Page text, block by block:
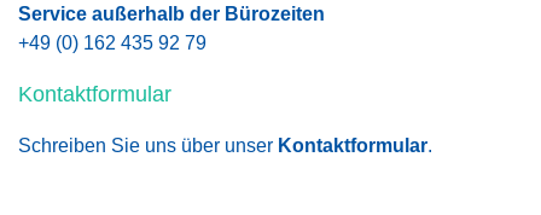
Service außerhalb der Bürozeiten
+49 (0) 162 435 92 79
Kontaktformular
Schreiben Sie uns über unser Kontaktformular.